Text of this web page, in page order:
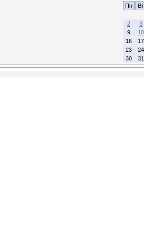
Пн
Вт
2
3
9
10
16
17
23
24
30
31